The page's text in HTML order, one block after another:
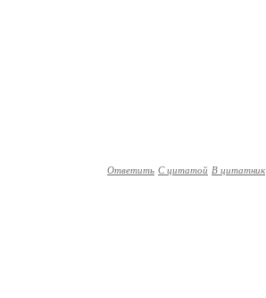
Ответить С цитатой В цитатник